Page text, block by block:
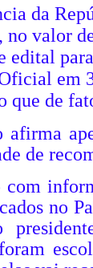
da
no valor
edital
em
que de
afirma
de
com
no